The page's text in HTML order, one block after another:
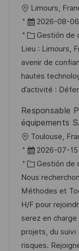
U
b
c
a
c
i
n
Limours,
F
e
c
h
a
d
p
u
l
2026-08-06
C
a
t
e
g
r
Gestión de
Lieu : Limours,
avenir de
hautes
d’activité :
Responsable
équipements
U
b
c
a
c
i
ó
n
Toulouse,
F
e
c
h
a
d
e
p
2026-07-15
C
a
t
e
g
o
r
Gestión de
Nous
Méthodes et
H/F pour
serez en
projets, du suivi
risques.